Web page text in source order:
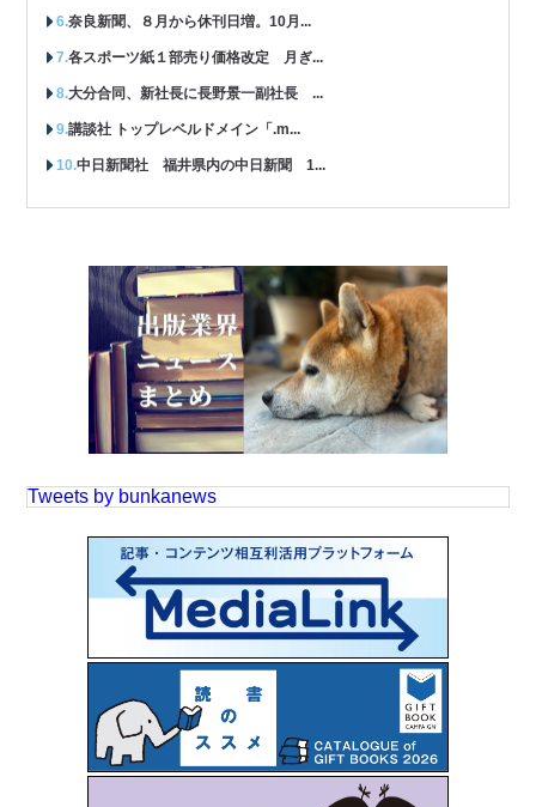
奈良新聞、８月から休刊日増。10月...
各スポーツ紙１部売り価格改定 月ぎ...
大分合同、新社長に長野景一副社長 ...
講談社 トップレベルドメイン「.m...
中日新聞社 福井県内の中日新聞 1...
Tweets by bunkanews